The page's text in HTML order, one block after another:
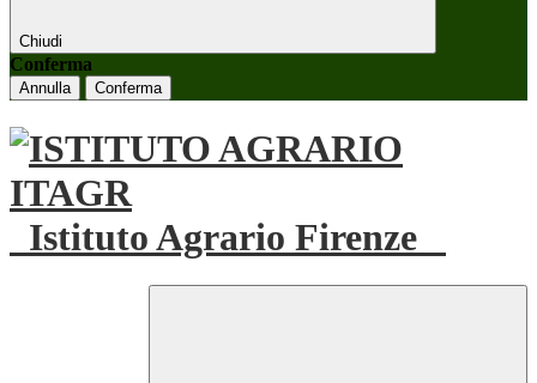
Chiudi
Conferma
Annulla Conferma
Istituto Agrario Firenze